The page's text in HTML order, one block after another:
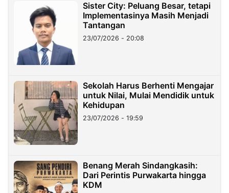
Sister City: Peluang Besar, tetapi
Implementasinya Masih Menjadi
Tantangan
23/07/2026 - 20:08
Sekolah Harus Berhenti Mengajar
untuk Nilai, Mulai Mendidik untuk
Kehidupan
23/07/2026 - 19:59
Benang Merah Sindangkasih:
Dari Perintis Purwakarta hingga
KDM